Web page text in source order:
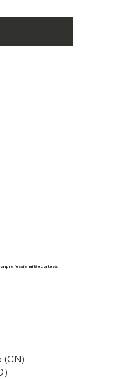
professionalità e cortesia.
(CN)